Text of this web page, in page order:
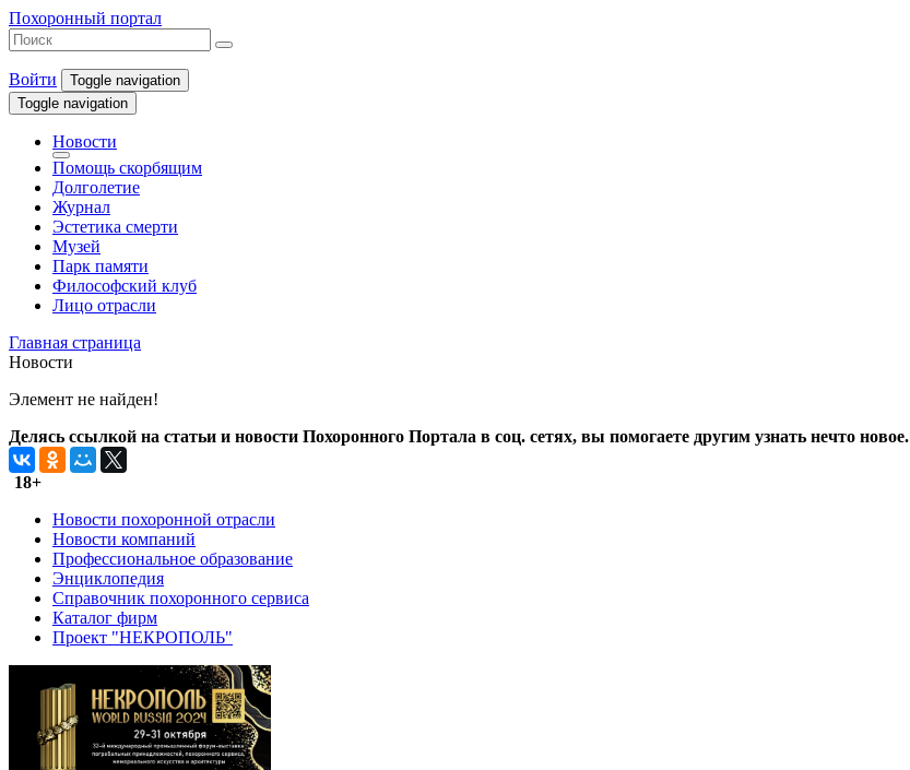
Похоронный портал
Войти
Toggle navigation
Toggle navigation
Новости
Помощь скорбящим
Долголетие
Журнал
Эстетика смерти
Музей
Парк памяти
Философский клуб
Лицо отрасли
Главная страница
Новости
Элемент не найден!
Делясь ссылкой на статьи и новости Похоронного Портала в соц. сетях, вы помогаете другим узнать нечто новое.
18+
Новости похоронной отрасли
Новости компаний
Профессиональное образование
Энциклопедия
Справочник похоронного сервиса
Каталог фирм
Проект "НЕКРОПОЛЬ"